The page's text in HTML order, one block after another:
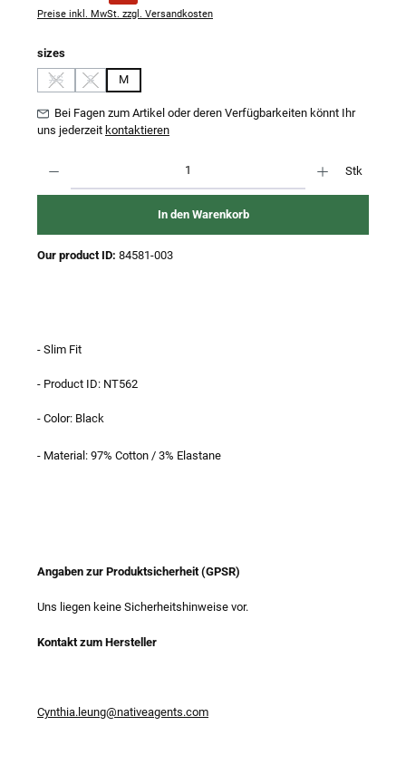
Preise inkl. MwSt. zzgl. Versandkosten
sizesauswählen
XS
(Diese Option ist zurzeit nicht verfügbar.)
S
(Diese Option ist zurzeit nicht verfügbar.)
M
Bei Fagen zum Artikel oder deren Verfügbarkeiten könnt Ihr
uns jederzeit kontaktieren
Stk
In den Warenkorb
Our product ID: 84581-003
- Slim Fit
- Product ID: NT562
- Color: Black
- Material: 97% Cotton / 3% Elastane
Angaben zur Produktsicherheit (GPSR)
Uns liegen keine Sicherheitshinweise vor.
Kontakt zum Hersteller
Cynthia.leung@nativeagents.com